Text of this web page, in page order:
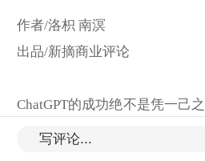
作者/洛枳 南溟
出品/新摘商业评论
ChatGPT的成功绝不是凭一己
最快应用背后，合作者微软
写评论...